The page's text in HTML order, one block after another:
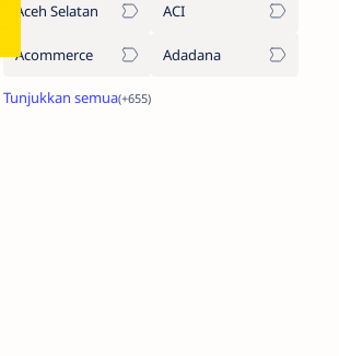
Aceh Selatan ACI
Acommerce Adadana